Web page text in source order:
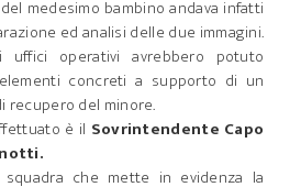
medesimo bambino andava infatti
ed analisi delle due immagini.
operativi avrebbero potuto
concreti a supporto di un
recupero del minore.
è il Sovrintendente Capo
che mette in evidenza la